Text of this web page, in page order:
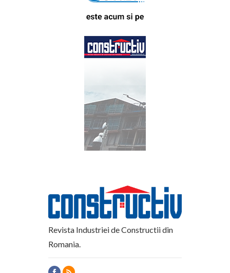
Revista Industriei de Constructii din
Romania.